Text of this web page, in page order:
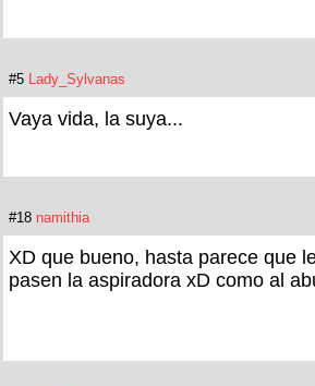
#5 Lady_Sylvanas
Vaya vida, la suya...
#18 namithia
XD que bueno, hasta parece que
pasen la aspiradora xD como al